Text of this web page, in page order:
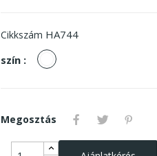
Cikkszám HA744
szín :
fehér
Megosztás